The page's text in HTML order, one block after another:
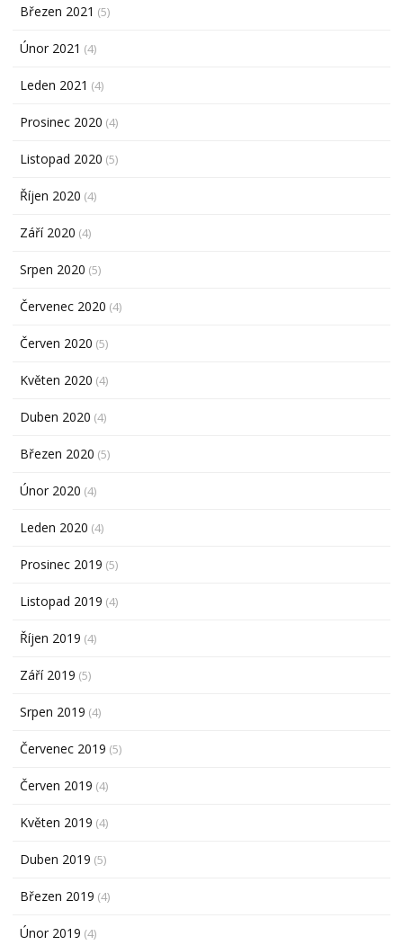
Březen 2021 (5)
Únor 2021 (4)
Leden 2021 (4)
Prosinec 2020 (4)
Listopad 2020 (5)
Říjen 2020 (4)
Září 2020 (4)
Srpen 2020 (5)
Červenec 2020 (4)
Červen 2020 (5)
Květen 2020 (4)
Duben 2020 (4)
Březen 2020 (5)
Únor 2020 (4)
Leden 2020 (4)
Prosinec 2019 (5)
Listopad 2019 (4)
Říjen 2019 (4)
Září 2019 (5)
Srpen 2019 (4)
Červenec 2019 (5)
Červen 2019 (4)
Květen 2019 (4)
Duben 2019 (5)
Březen 2019 (4)
Únor 2019 (4)